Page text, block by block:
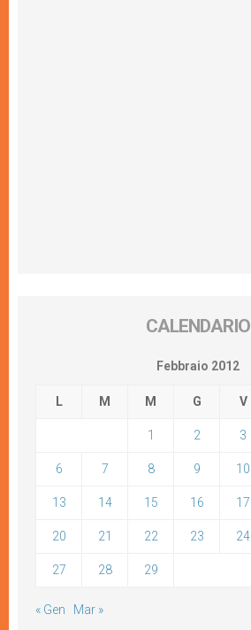
CALENDARIO
Febbraio 2012
L M M G V
1 2 3
6 7 8 9 10
13 14 15 16 17
20 21 22 23 24
27 28 29
« Gen Mar »